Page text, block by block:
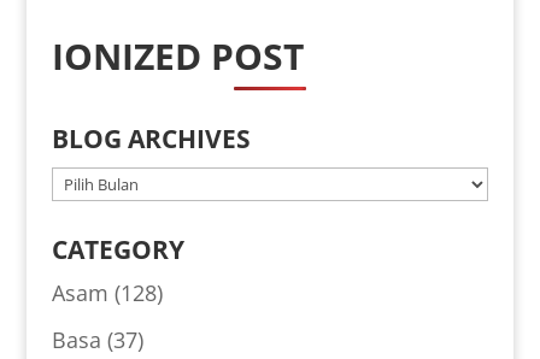
IONIZED POST
BLOG ARCHIVES
BLOG
CATEGORY
Asam (128)
Basa (37)